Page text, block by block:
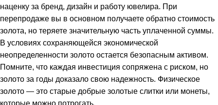
наценку за бренд, дизайн и работу ювелира. При
перепродаже вы в основном получаете обратно стоимость
золота, но теряете значительную часть уплаченной суммы.
В условиях сохраняющейся экономической
неопределенности золото остается безопасным активом.
Помните, что каждая инвестиция сопряжена с риском, но
золото за годы доказало свою надежность. Физическое
золото — это старые добрые золотые слитки или монеты,
которые можно потрогать.